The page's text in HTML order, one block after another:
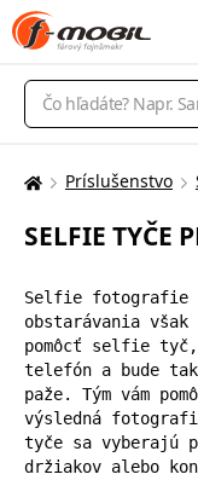
Vyhľadávanie
Tu
nachádzate:
Príslušenstvo
SELFIE TYČE
Selfie fotografie
obstarávania však
pomôcť selfie
telefón a bude
paže. Tým vám
výsledná
tyče sa vyberajú
držiakov alebo